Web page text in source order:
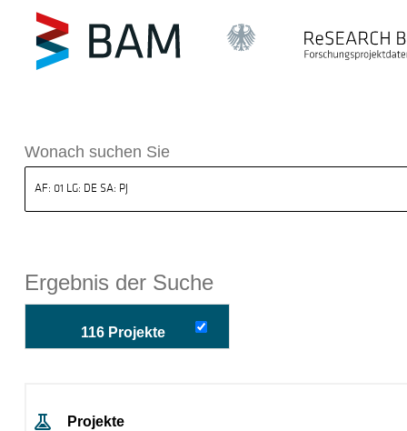
BAM
Wonach suchen Sie
Ergebnis der Suche
116 Projekte
Projekte